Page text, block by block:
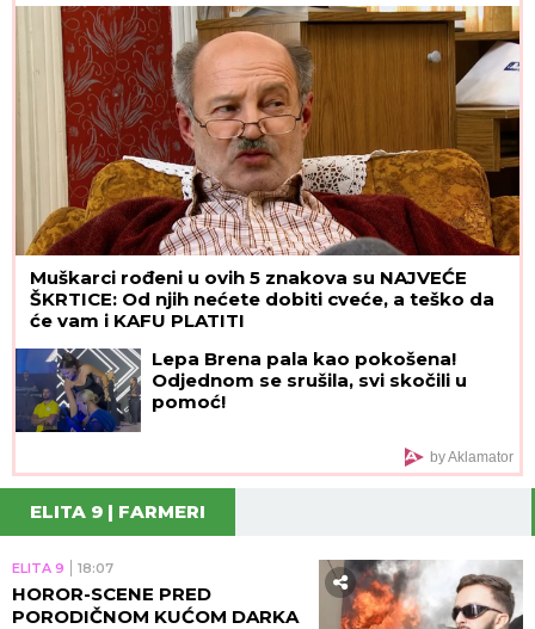
Muškarci rođeni u ovih 5 znakova su NAJVEĆE
ŠKRTICE: Od njih nećete dobiti cveće, a teško da
će vam i KAFU PLATITI
Lepa Brena pala kao pokošena!
Odjednom se srušila, svi skočili u
pomoć!
by Aklamator
ELITA 9 | FARMERI
ELITA 9 18:07
HOROR-SCENE PRED
PORODIČNOM KUĆOM DARKA